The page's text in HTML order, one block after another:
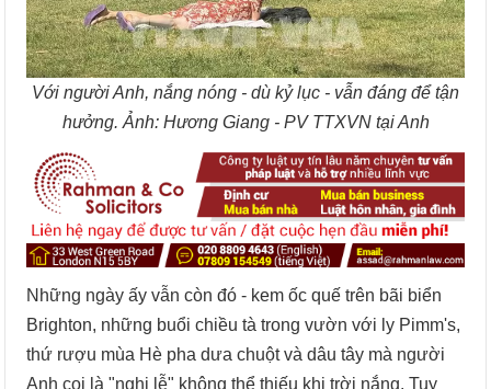
Với người Anh, nắng nóng - dù kỷ lục - vẫn đáng để tận
hưởng. Ảnh: Hương Giang - PV TTXVN tại Anh
Những ngày ấy vẫn còn đó - kem ốc quế trên bãi biển
Brighton, những buổi chiều tà trong vườn với ly Pimm's,
thứ rượu mùa Hè pha dưa chuột và dâu tây mà người
Anh coi là "nghi lễ" không thể thiếu khi trời nắng. Tuy